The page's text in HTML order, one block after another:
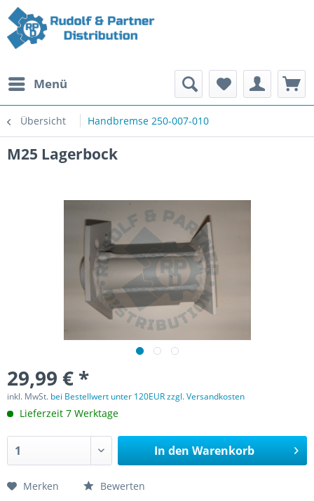
Menü
Übersicht Handbremse 250-007-010
M25 Lagerbock
29,99 € *
inkl. MwSt. bei Bestellwert unter 120EUR zzgl. Versandkosten
Lieferzeit 7 Werktage
In den Warenkorb
Merken Bewerten